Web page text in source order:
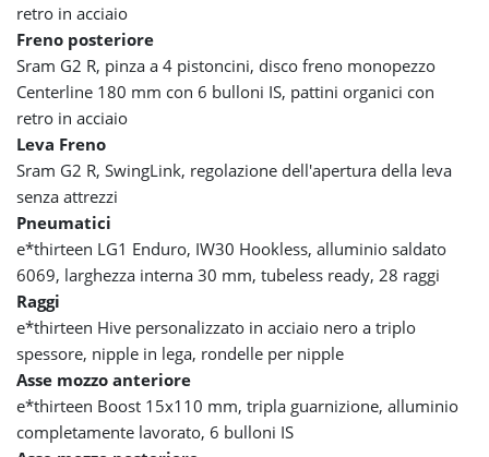
retro in acciaio
Freno posteriore
Sram G2 R, pinza a 4 pistoncini, disco freno monopezzo
Centerline 180 mm con 6 bulloni IS, pattini organici con
retro in acciaio
Leva Freno
Sram G2 R, SwingLink, regolazione dell'apertura della leva
senza attrezzi
Pneumatici
e*thirteen LG1 Enduro, IW30 Hookless, alluminio saldato
6069, larghezza interna 30 mm, tubeless ready, 28 raggi
Raggi
e*thirteen Hive personalizzato in acciaio nero a triplo
spessore, nipple in lega, rondelle per nipple
Asse mozzo anteriore
e*thirteen Boost 15x110 mm, tripla guarnizione, alluminio
completamente lavorato, 6 bulloni IS